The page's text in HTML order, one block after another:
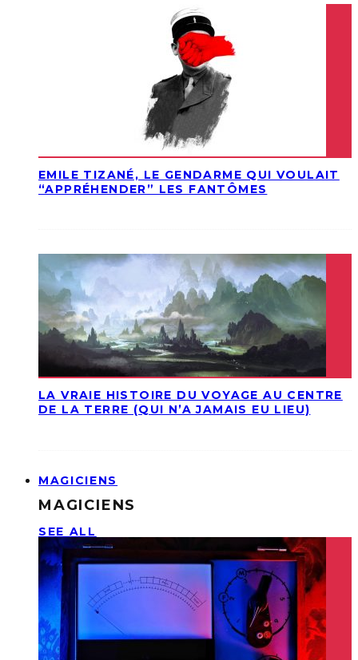
EMILE TIZANÉ, LE GENDARME QUI VOULAIT
“APPRÉHENDER” LES FANTÔMES
LA VRAIE HISTOIRE DU VOYAGE AU CENTRE
DE LA TERRE (QUI N’A JAMAIS EU LIEU)
MAGICIENS
MAGICIENS
SEE ALL